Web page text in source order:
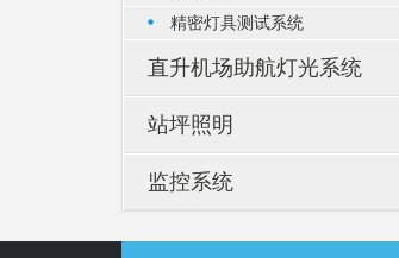
精密灯具测试系统
直升机场助航灯光系统
站坪照明
监控系统